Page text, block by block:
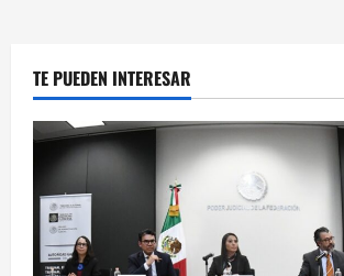
TE PUEDEN INTERESAR